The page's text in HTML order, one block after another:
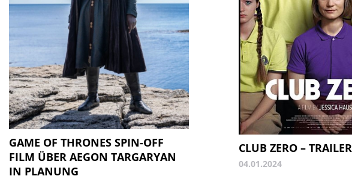
GAME OF THRONES SPIN-OFF
FILM ÜBER AEGON TARGARYAN
IN PLANUNG
CLUB ZERO – TRAILER
04.01.2024